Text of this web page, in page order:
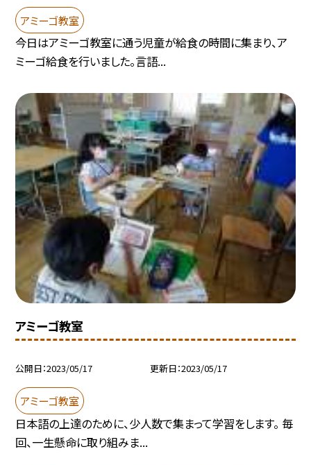
アミーゴ教室
今日はアミーゴ教室に通う児童が給食の時間に集まり、ア
ミーゴ給食を行いました。言語...
アミーゴ教室
公開日 2023/05/17 更新日 2023/05/17
アミーゴ教室
日本語の上達のために、少人数で集まって学習をします。 毎
回、一生懸命に取り組みま...